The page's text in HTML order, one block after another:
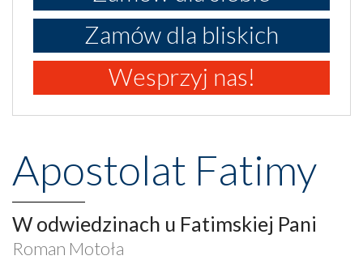
Zamów dla bliskich
Wesprzyj nas!
Apostolat Fatimy
W odwiedzinach u Fatimskiej Pani
Roman Motoła